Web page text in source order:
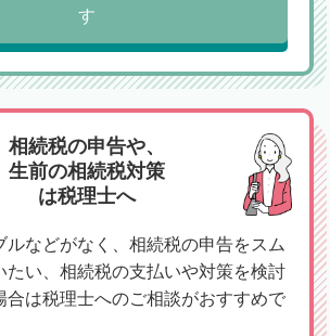
す
相続税の申告や、
生前の相続税対策
は税理士へ
ルなどがなく、相続税の申告をスム
たい、相続税の支払いや対策を検討
合は税理士へのご相談がおすすめで